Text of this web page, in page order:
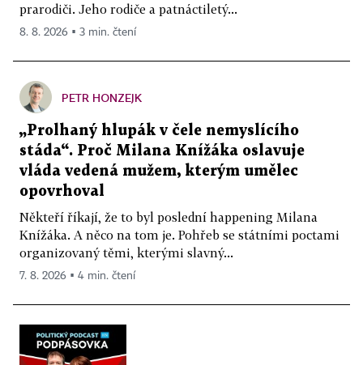
prarodiči. Jeho rodiče a patnáctiletý...
8. 8. 2026 ▪ 3 min. čtení
PETR HONZEJK
„Prolhaný hlupák v čele nemyslícího
stáda“. Proč Milana Knížáka oslavuje
vláda vedená mužem, kterým umělec
opovrhoval
Někteří říkají, že to byl poslední happening Milana
Knížáka. A něco na tom je. Pohřeb se státními poctami
organizovaný těmi, kterými slavný...
7. 8. 2026 ▪ 4 min. čtení